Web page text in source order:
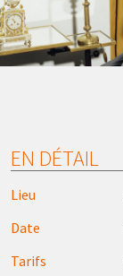
EN DÉTAIL
Lieu
Date
Tarifs